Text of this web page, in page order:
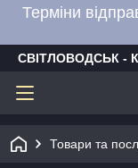
Терміни
СВІТЛОВОДСЬК -
Товари та